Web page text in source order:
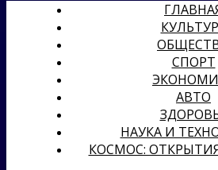
СПОРТ
АВТО
НАУКА И
КОСМОС: